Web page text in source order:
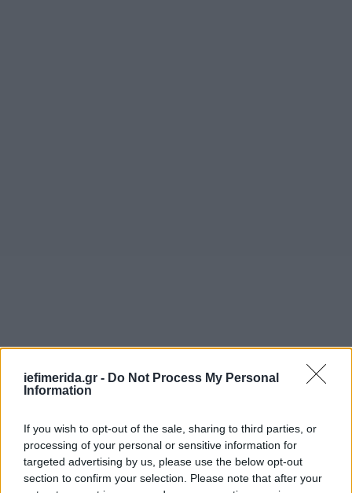
iefimerida.gr - Do Not Process My Personal
Information
If you wish to opt-out of the sale, sharing to third parties, or
processing of your personal or sensitive information for
targeted advertising by us, please use the below opt-out
section to confirm your selection. Please note that after your